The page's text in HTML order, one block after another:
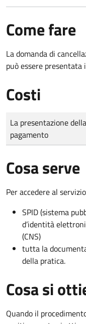
Come fare
La domanda di
può essere
Costi
Tipo di pagamento
Importo
La presentazione
pagamento
Cosa serve
Per accedere al
SPID (sistema
d’identità
(CNS)
tutta la
della pratica.
Cosa si
Quando il